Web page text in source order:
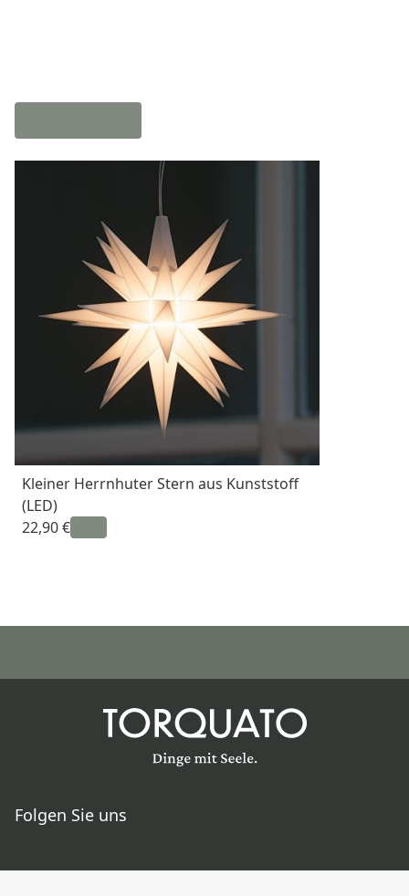
Kleiner Herrnhuter Stern aus Kunststoff
(LED)
22,90 €
Folgen Sie uns